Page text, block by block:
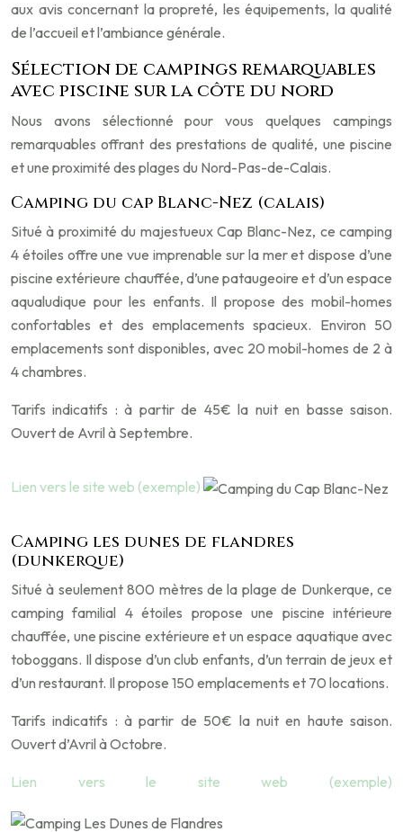
aux avis concernant la propreté, les équipements, la qualité
de l’accueil et l’ambiance générale.
Sélection de campings remarquables
avec piscine sur la côte du nord
Nous avons sélectionné pour vous quelques campings
remarquables offrant des prestations de qualité, une piscine
et une proximité des plages du Nord-Pas-de-Calais.
Camping du cap Blanc-Nez (calais)
Situé à proximité du majestueux Cap Blanc-Nez, ce camping
4 étoiles offre une vue imprenable sur la mer et dispose d’une
piscine extérieure chauffée, d’une pataugeoire et d’un espace
aqualudique pour les enfants. Il propose des mobil-homes
confortables et des emplacements spacieux. Environ 50
emplacements sont disponibles, avec 20 mobil-homes de 2 à
4 chambres.
Tarifs indicatifs : à partir de 45€ la nuit en basse saison.
Ouvert de Avril à Septembre.
Lien vers le site web (exemple)
Camping les dunes de flandres
(dunkerque)
Situé à seulement 800 mètres de la plage de Dunkerque, ce
camping familial 4 étoiles propose une piscine intérieure
chauffée, une piscine extérieure et un espace aquatique avec
toboggans. Il dispose d’un club enfants, d’un terrain de jeux et
d’un restaurant. Il propose 150 emplacements et 70 locations.
Tarifs indicatifs : à partir de 50€ la nuit en haute saison.
Ouvert d’Avril à Octobre.
Lien vers le site web (exemple)